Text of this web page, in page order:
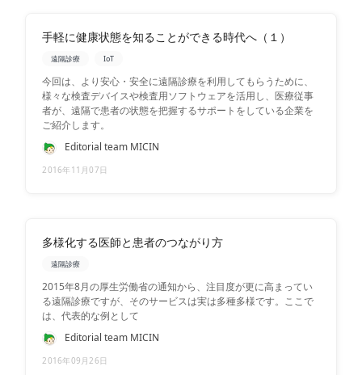
手軽に健康状態を知ることができる時代へ（１）
遠隔診療 IoT
今回は、より安心・安全に遠隔診療を利用してもらうために、
様々な検査デバイスや検査用ソフトウェアを活用し、医療従事
者が、遠隔で患者の状態を把握するサポートをしている企業を
ご紹介します。
Editorial team MICIN
2016年11月07日
多様化する医師と患者のつながり方
遠隔診療
2015年8月の厚生労働省の通知から、注目度が更に高まってい
る遠隔診療ですが、そのサービスは実は多種多様です。ここで
は、代表的な例として
Editorial team MICIN
2016年09月26日